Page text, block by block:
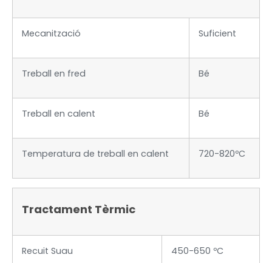
Mecanització Suficient
Treball en fred Bé
Treball en calent Bé
Temperatura de treball en calent 720-820ºC
Tractament Tèrmic
Recuit Suau 450-650 ºC